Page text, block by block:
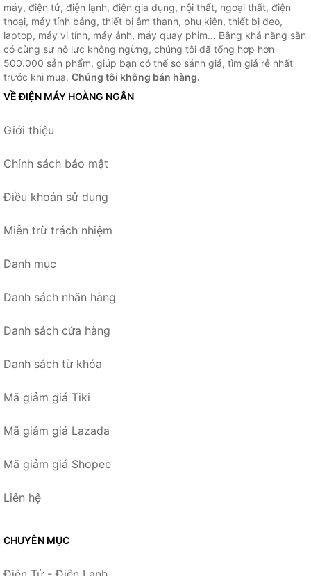
máy, điện tử, điện lạnh, điện gia dụng, nội thất, ngoại thất, điện
thoại, máy tính bảng, thiết bị âm thanh, phụ kiện, thiết bị đeo,
laptop, máy vi tính, máy ảnh, máy quay phim... Bằng khả năng sẵn
có cùng sự nỗ lực không ngừng, chúng tôi đã tổng hợp hơn
500.000 sản phẩm, giúp bạn có thể so sánh giá, tìm giá rẻ nhất
trước khi mua. Chúng tôi không bán hàng.
VỀ ĐIỆN MÁY HOÀNG NGÂN
Giới thiệu
Chính sách bảo mật
Điều khoản sử dụng
Miễn trừ trách nhiệm
Danh mục
Danh sách nhãn hàng
Danh sách cửa hàng
Danh sách từ khóa
Mã giảm giá Tiki
Mã giảm giá Lazada
Mã giảm giá Shopee
Liên hệ
CHUYÊN MỤC